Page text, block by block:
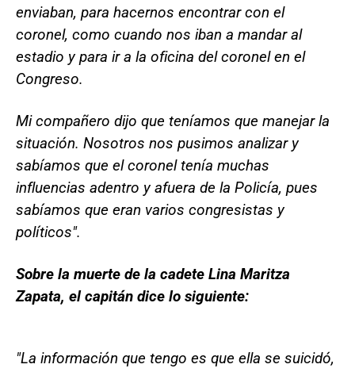
enviaban, para hacernos encontrar con el
coronel, como cuando nos iban a mandar al
estadio y para ir a la oficina del coronel en el
Congreso.
Mi compañero dijo que teníamos que manejar la
situación. Nosotros nos pusimos analizar y
sabíamos que el coronel tenía muchas
influencias adentro y afuera de la Policía, pues
sabíamos que eran varios congresistas y
políticos".
Sobre la muerte de la cadete Lina Maritza
Zapata, el capitán dice lo siguiente:
"La información que tengo es que ella se suicidó,